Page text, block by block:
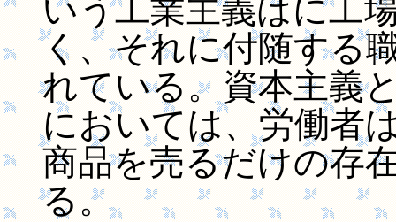
いう工業主義はに工
く、それに付随する
れている。資本主義
においては、労働者
商品を売るだけの存
る。